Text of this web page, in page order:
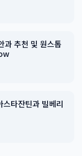
과 추천 및 원스톱
타잔틴과 빌베리